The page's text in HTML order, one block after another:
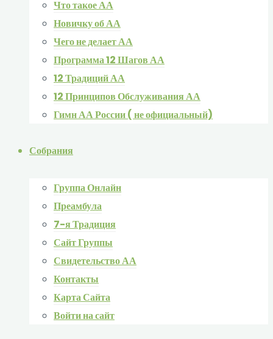
Что такое АА
Новичку об АА
Чего не делает АА
Программа 12 Шагов АА
12 Традиций АА
12 Принципов Обслуживания АА
Гимн АА России ( не официальный)
Собрания
Группа Онлайн
Преамбула
7-я Традиция
Сайт Группы
Свидетельство АА
Контакты
Карта Сайта
Войти на сайт